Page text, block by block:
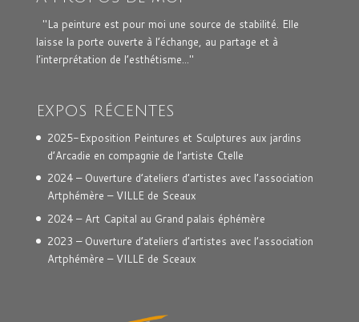
"La peinture est pour moi une source de stabilité. Elle
laisse la porte ouverte à l’échange, au partage et à
l’interprétation de l’esthétisme..."
EXPOS RÉCENTES
2025-Exposition Peintures et Sculptures aux jardins
d’Arcadie en compagnie de l’artiste Ctelle
2024 – Ouverture d’ateliers d’artistes avec l’association
Artphémère – VILLE de Sceaux
2024 – Art Capital au Grand palais éphémère
2023 – Ouverture d’ateliers d’artistes avec l’association
Artphémère – VILLE de Sceaux